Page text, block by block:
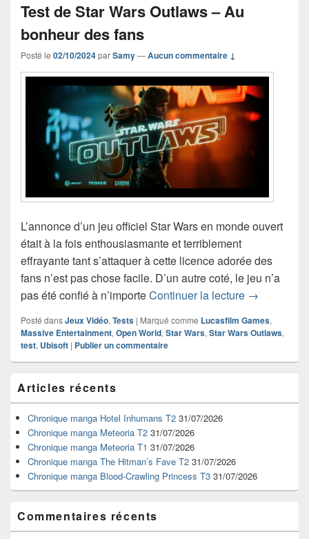
Test de Star Wars Outlaws – Au
bonheur des fans
Posté le 02/10/2024parSamy—Aucun commentaire ↓
L’annonce d’un jeu officiel Star Wars en monde ouvert
était à la fois enthousiasmante et terriblement
effrayante tant s’attaquer à cette licence adorée des
fans n’est pas chose facile. D’un autre coté, le jeu n’a
pas été confié à n’importeContinuer la lecture Test de
→
Posté dansJeux Vidéo, Tests | Marqué comme Lucasfilm Games,
Massive Entertainment, Open World, Star Wars, Star Wars Outlaws,
test, Ubisoft | Publier un commentaire
principale
de
widget
pour
barre
latérale
Articles récents
Chronique manga Hotel Inhumans T2 31/07/2026
Chronique manga Meteoria T2 31/07/2026
Chronique manga Meteoria T1 31/07/2026
Chronique manga The Hitman’s Fave T2 31/07/2026
Chronique manga Blood-Crawling Princess T3 31/07/2026
Commentaires récents